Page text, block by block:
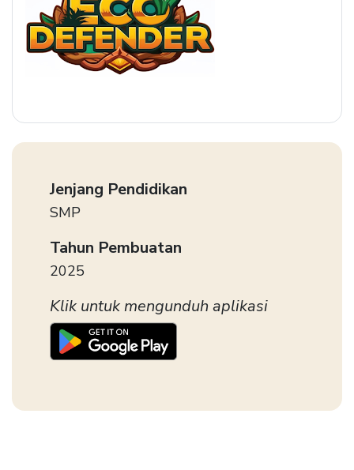
Jenjang Pendidikan
SMP
Tahun Pembuatan
2025
Klik untuk mengunduh aplikasi